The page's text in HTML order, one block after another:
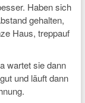
Haben sich
gehalten,
Haus, treppauf
wartet sie dann
und läuft dann